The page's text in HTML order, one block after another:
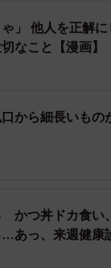
ゃ」 他人を正解
なこと【漫画】
から細長いも
かつ丼ドカ食い
あっ、来週健康